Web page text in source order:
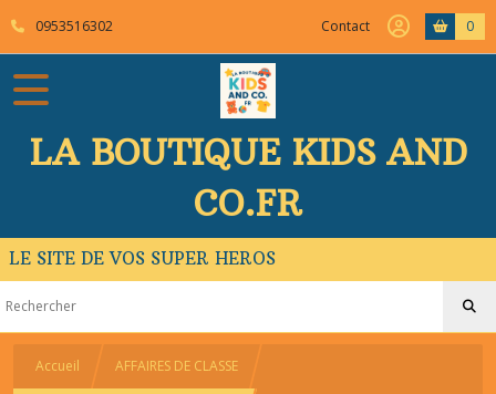
0953516302 Contact 0
LA BOUTIQUE KIDS AND
CO.FR
LE SITE DE VOS SUPER HEROS
Accueil AFFAIRES DE CLASSE